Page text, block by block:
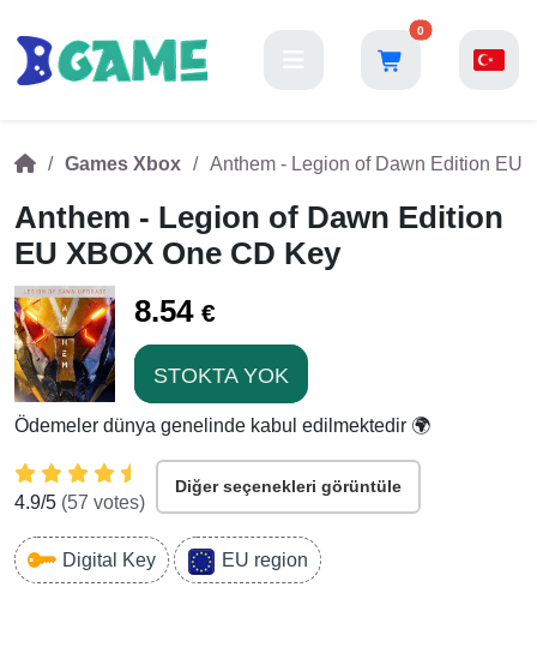
0
Games Xbox Anthem - Legion of Dawn Edition EU
Anthem - Legion of Dawn Edition
EU XBOX One CD Key
8.54 €
STOKTA YOK
Ödemeler dünya genelinde kabul edilmektedir 🌍
4.9/5 (57 votes)
Diğer seçenekleri görüntüle
Digital Key EU region